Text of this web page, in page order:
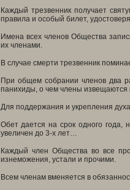
Каждый трезвенник получает
правила и особый билет,
Имена всех членов Общества
их членами.
В случае смерти трезвенник
При общем собрании членов два
панихиды, о чем члены извещаются
Для поддержания и укрепления
Обет дается на срок одного
увеличен до 3-х лет…
Каждый член Общества во все
изнеможения, устали и прочими.
Всем членам вменяется в